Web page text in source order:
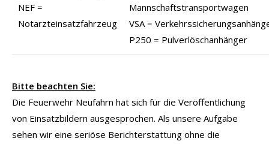
NEF =
Notarzteinsatzfahrzeug
Mannschaftstransportwagen
VSA =
P250 = Pulverlöschanhänger
Bitte beachten Sie:
Die Feuerwehr Neufahrn hat sich für die Veröffentlichung
von Einsatzbildern ausgesprochen. Als unsere Aufgabe
sehen wir eine seriöse Berichterstattung ohne die